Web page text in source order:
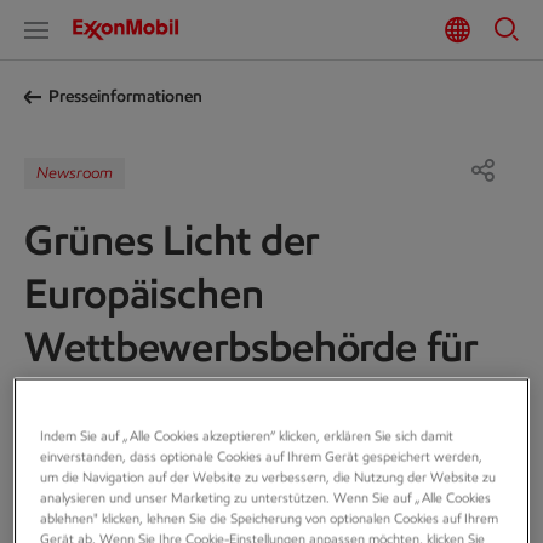
Presseinformationen
Newsroom
Grünes Licht der
Europäischen
Wettbewerbsbehörde für
Tankstellennetzes an die
EG Group
Indem Sie auf „Alle Cookies akzeptieren“ klicken, erklären Sie sich damit
einverstanden, dass optionale Cookies auf Ihrem Gerät gespeichert werden,
um die Navigation auf der Website zu verbessern, die Nutzung der Website zu
analysieren und unser Marketing zu unterstützen. Wenn Sie auf „Alle Cookies
ablehnen" klicken, lehnen Sie die Speicherung von optionalen Cookies auf Ihrem
Gerät ab. Wenn Sie Ihre Cookie-Einstellungen anpassen möchten, klicken Sie